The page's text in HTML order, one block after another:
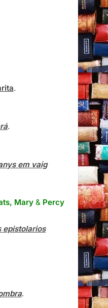
.
.
em vaig
Mary & Percy
epistolarios
.